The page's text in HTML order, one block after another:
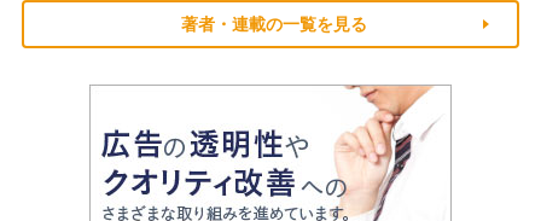
著者・連載の一覧を見る